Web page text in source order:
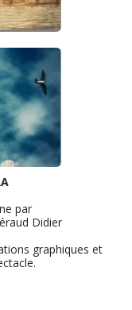
par
Didier
graphiques et